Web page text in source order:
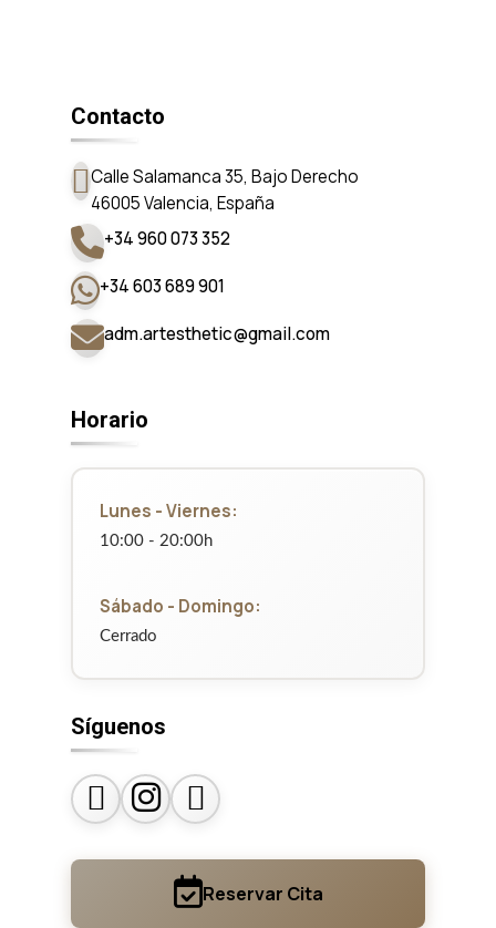
Contacto
Calle Salamanca 35, Bajo Derecho
46005 Valencia, España
+34 960 073 352
+34 603 689 901
adm.artesthetic@gmail.com
Horario
Lunes - Viernes:
10:00 - 20:00h
Sábado - Domingo:
Cerrado
Síguenos
Reservar Cita